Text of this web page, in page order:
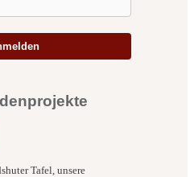
Tafel, unsere